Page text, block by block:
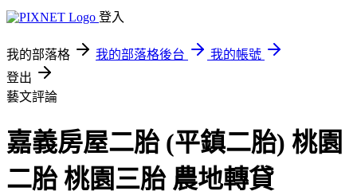
登入
我的部落格 我的部落格後台
我的帳號
登出
藝文評論
嘉義房屋二胎 (平鎮二胎) 桃園
二胎 桃園三胎 農地轉貸